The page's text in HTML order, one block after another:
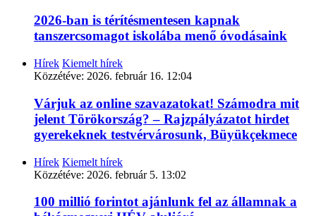
2026-ban is térítésmentesen kapnak
tanszercsomagot iskolába menő óvodásaink
Hírek Kiemelt hírek
Közzétéve: 2026. február 16. 12:04
Várjuk az online szavazatokat! Számodra mit
jelent Törökország? – Rajzpályázatot hirdet
gyerekeknek testvérvárosunk, Büyükçekmece
Hírek Kiemelt hírek
Közzétéve: 2026. február 5. 13:02
100 millió forintot ajánlunk fel az államnak a